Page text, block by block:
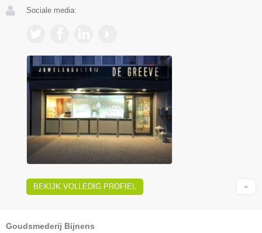
Sociale media:
BEKIJK VOLLEDIG PROFIEL
Goudsmederij Bijnens